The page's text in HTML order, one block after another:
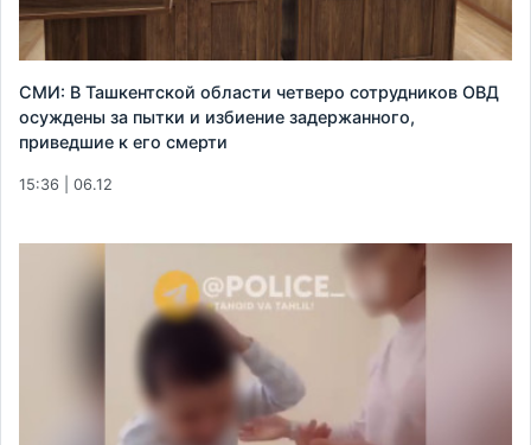
СМИ: В Ташкентской области четверо сотрудников ОВД
осуждены за пытки и избиение задержанного,
приведшие к его смерти
15:36 | 06.12